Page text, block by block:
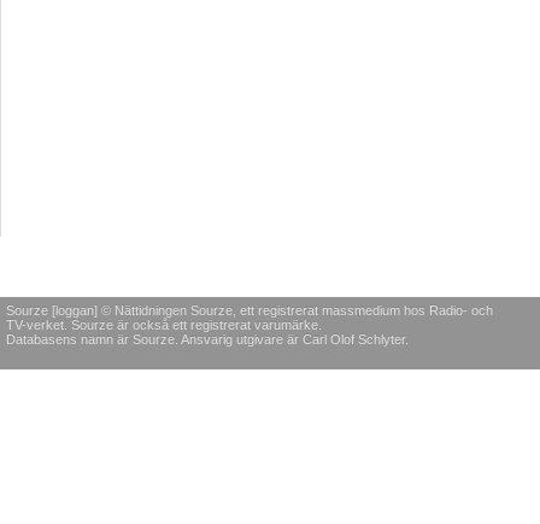
Sourze [loggan] © Nättidningen Sourze, ett registrerat massmedium hos Radio- och
TV-verket. Sourze är också ett registrerat varumärke.
Databasens namn är Sourze. Ansvarig utgivare är Carl Olof Schlyter.